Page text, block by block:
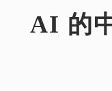
AI 的